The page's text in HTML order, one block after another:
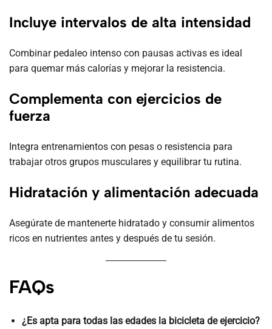
Incluye intervalos de alta intensidad
Combinar pedaleo intenso con pausas activas es ideal
para quemar más calorías y mejorar la resistencia.
Complementa con ejercicios de
fuerza
Integra entrenamientos con pesas o resistencia para
trabajar otros grupos musculares y equilibrar tu rutina.
Hidratación y alimentación adecuada
Asegúrate de mantenerte hidratado y consumir alimentos
ricos en nutrientes antes y después de tu sesión.
FAQs
¿Es apta para todas las edades la bicicleta de ejercicio?